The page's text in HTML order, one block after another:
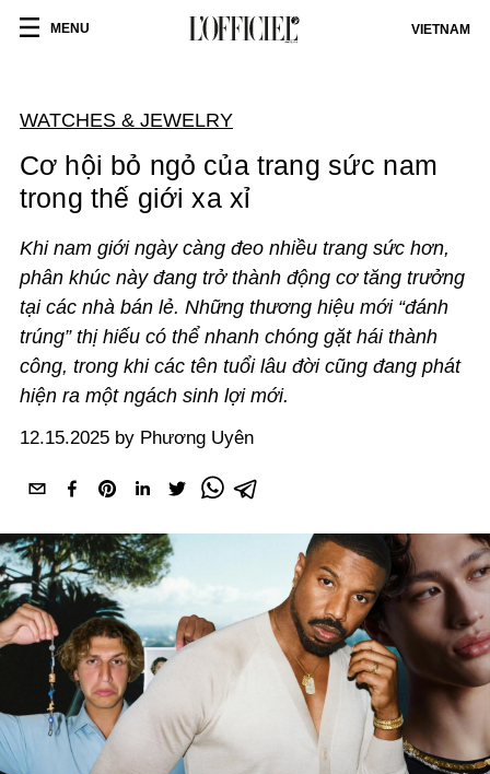
MENU VIETNAM
WATCHES & JEWELRY
Cơ hội bỏ ngỏ của trang sức nam
trong thế giới xa xỉ
Khi nam giới ngày càng đeo nhiều trang sức hơn,
phân khúc này đang trở thành động cơ tăng trưởng
tại các nhà bán lẻ. Những thương hiệu mới “đánh
trúng” thị hiếu có thể nhanh chóng gặt hái thành
công, trong khi các tên tuổi lâu đời cũng đang phát
hiện ra một ngách sinh lợi mới.
12.15.2025 by Phương Uyên